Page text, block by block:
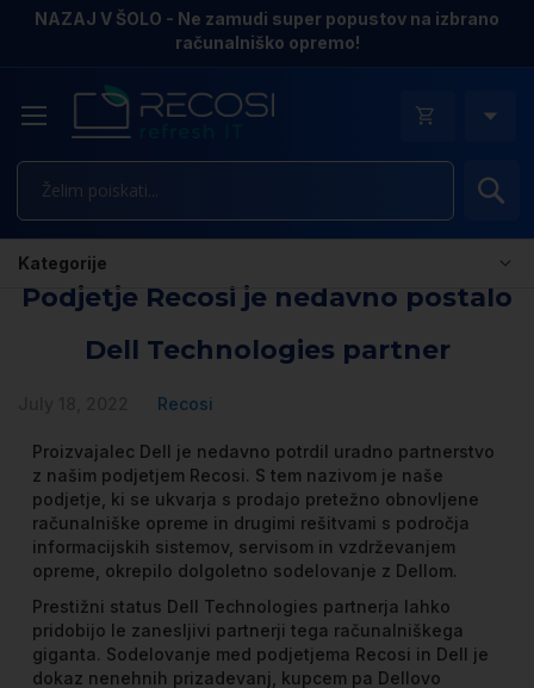
NAZAJ V ŠOLO - Ne zamudi super popustov na izbrano
računalniško opremo!
Podjetje Recosi je nedavno postalo
Dell Technologies partner
Recosi
Proizvajalec Dell je nedavno potrdil uradno partnerstvo
z našim podjetjem Recosi. S tem nazivom je naše
podjetje, ki se ukvarja s prodajo pretežno obnovljene
računalniške opreme in drugimi rešitvami s področja
informacijskih sistemov, servisom in vzdrževanjem
opreme, okrepilo dolgoletno sodelovanje z Dellom.
Prestižni status Dell Technologies partnerja lahko
pridobijo le zanesljivi partnerji tega računalniškega
giganta. Sodelovanje med podjetjema Recosi in Dell je
dokaz nenehnih prizadevanj, kupcem pa Dellovo
Kategorije